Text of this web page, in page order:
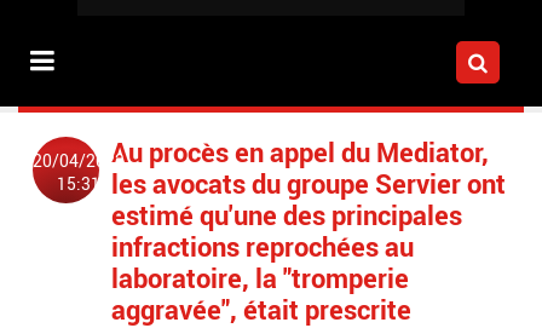
20/04/2023
15:31
Au procès en appel du Mediator,
les avocats du groupe Servier ont
estimé qu'une des principales
infractions reprochées au
laboratoire, la "tromperie
aggravée", était prescrite